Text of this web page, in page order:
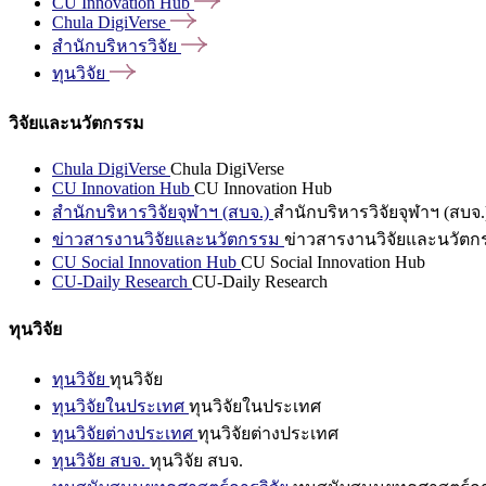
Chula DigiVerse
สำนักบริหารวิจัย
ทุนวิจัย
วิจัยและนวัตกรรม
Chula DigiVerse Chula DigiVerse
CU Innovation Hub CU Innovation Hub
สำนักบริหารวิจัยจุฬาฯ (สบจ.) สำนักบริหารวิจัยจุฬาฯ (สบจ
ข่าวสารงานวิจัยและนวัตกรรม ข่าวสารงานวิจัยและนวัตก
CU Social Innovation Hub CU Social Innovation Hub
CU-Daily Research CU-Daily Research
ทุนวิจัย
ทุนวิจัย ทุนวิจัย
ทุนวิจัยในประเทศ ทุนวิจัยในประเทศ
ทุนวิจัยต่างประเทศ ทุนวิจัยต่างประเทศ
ทุนวิจัย สบจ. ทุนวิจัย สบจ.